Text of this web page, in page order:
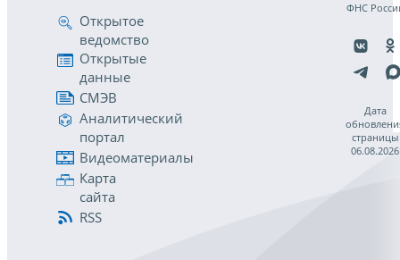
Открытое
ведомство
Открытые
данные
СМЭВ
Аналитический
портал
Видеоматериалы
Карта
сайта
RSS
ФНС
Дата
страницы
06.08.2026